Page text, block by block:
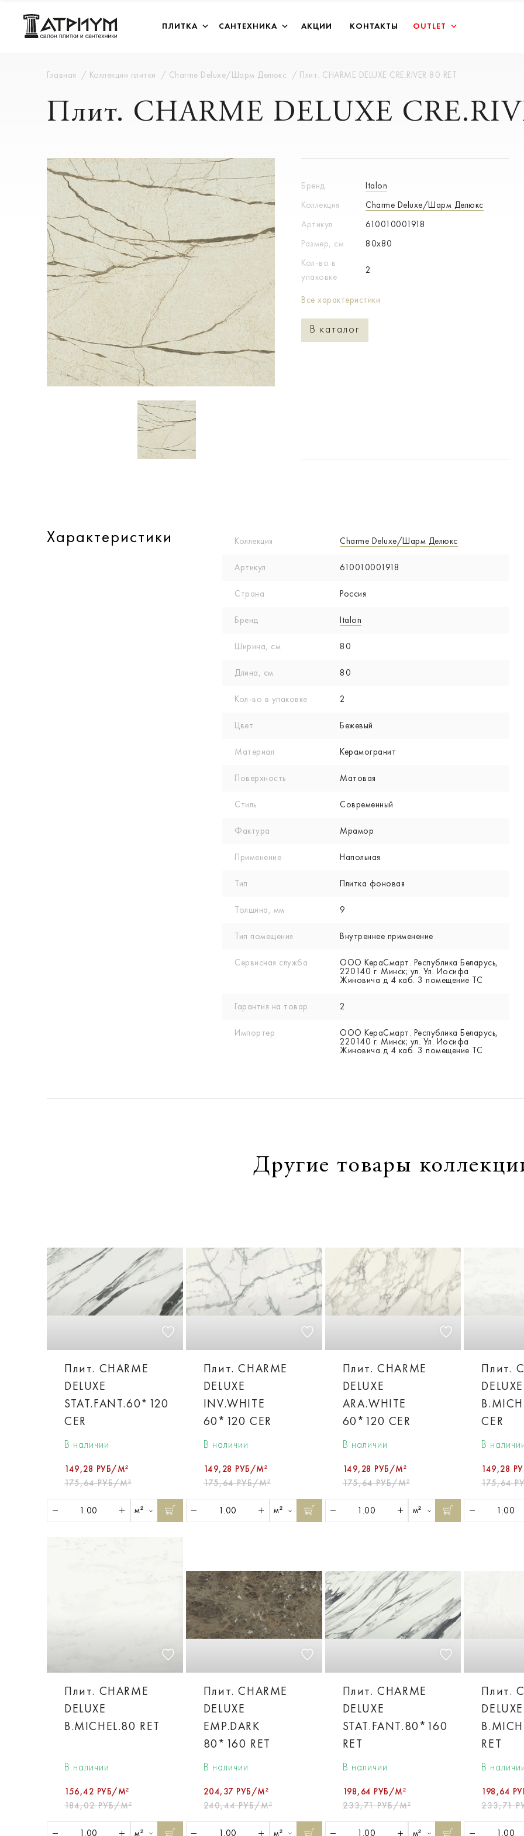
ПЛИТКА САНТЕХНИКА АКЦИИ КОНТАКТЫ OUTLET
Главная Коллекции плитки Charme Deluxe/Шарм Делюкс Плит. CHARME DELUXE CRE.RIVER 80 RET
Плит. CHARME DELUXE
Бренд
Italon
Коллекция
Charme Deluxe/Шарм Делюкс
Артикул
610010001918
Размер, см
80x80
Кол-во в
упаковке
2
Все характеристики
В каталог
Характеристики Коллекция Charme Deluxe/Шарм Делюкс
Артикул 610010001918
Страна Россия
Бренд Italon
Ширина, см 80
Длина, см 80
Кол-вo в упаковке 2
Цвет Бежевый
Материал Керамогранит
Поверхность Матовая
Стиль Современный
Фактура Мрамор
Применение Напольная
Тип Плитка фоновая
Толщина, мм 9
Тип помещения Внутреннее применение
Сервисная служба
ООО КераСмарт. Республика Беларусь,
220140 г. Минск; ул. Ул. Иосифа
Жиновича д 4 каб. 3 помещение ТС
Гарантия на товар 2
Импортер
ООО КераСмарт. Республика Беларусь,
220140 г. Минск; ул. Ул. Иосифа
Жиновича д 4 каб. 3 помещение ТС
Другие товары
Плит. CHARME
DELUXE
STAT.FANT.60*120
CER
В наличии
149,28 РУБ/М²
175,64 РУБ/М²
м²
Плит. CHARME
DELUXE
INV.WHITE
60*120 CER
В наличии
149,28 РУБ/М²
175,64 РУБ/М²
м²
Плит. CHARME
DELUXE
ARA.WHITE
60*120 CER
В наличии
149,28 РУБ/М²
175,64 РУБ/М²
м²
Плит.
DELUXE
CER
В
149,28
175,64
Плит. CHARME
DELUXE
B.MICHEL.80 RET
В наличии
156,42 РУБ/М²
184,02 РУБ/М²
м²
Плит. CHARME
DELUXE
EMP.DARK
80*160 RET
В наличии
204,37 РУБ/М²
240,44 РУБ/М²
м²
Плит. CHARME
DELUXE
STAT.FANT.80*160
RET
В наличии
198,64 РУБ/М²
233,71 РУБ/М²
м²
Плит.
DELUXE
RET
В
198,64
233,71